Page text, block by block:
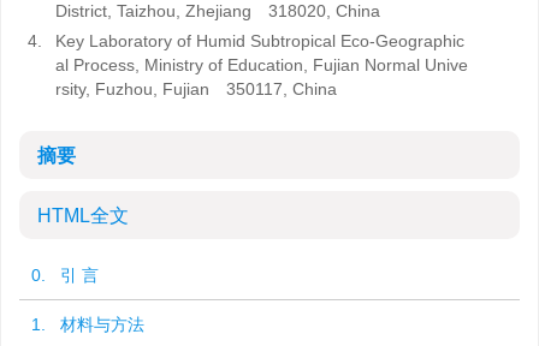
District, Taizhou, Zhejiang 318020, China
4.
Key Laboratory of Humid Subtropical Eco-Geographic
al Process, Ministry of Education, Fujian Normal Unive
rsity, Fuzhou, Fujian 350117, China
摘要
HTML全文
0. 引 言
1. 材料与方法